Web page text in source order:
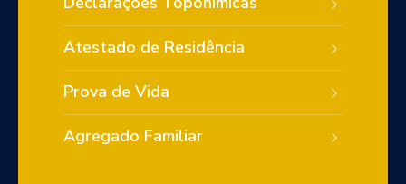
Atestado de Residência
Prova de Vida
Agregado Familiar